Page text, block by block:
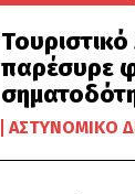
παρέσυρε
ΑΣΤΥΝΟΜΙΚΌ